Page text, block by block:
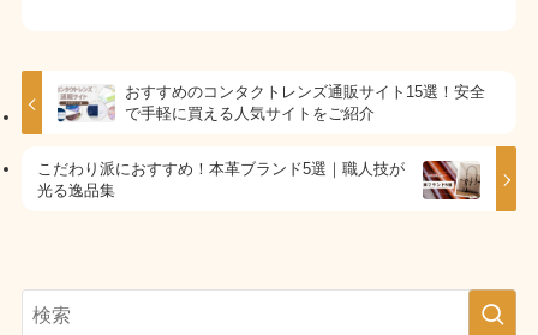
おすすめのコンタクトレンズ通販サイト15選！安全
で手軽に買える人気サイトをご紹介
こだわり派におすすめ！本革ブランド5選｜職人技が
光る逸品集